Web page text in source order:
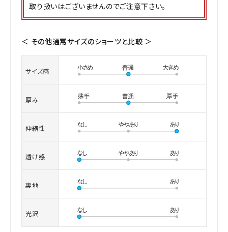
取り扱いはございませんのでご注意下さい。
＜ その他通常サイズのショーツと比較 ＞
サイズ感
厚み
伸縮性
透け感
裏地
光沢